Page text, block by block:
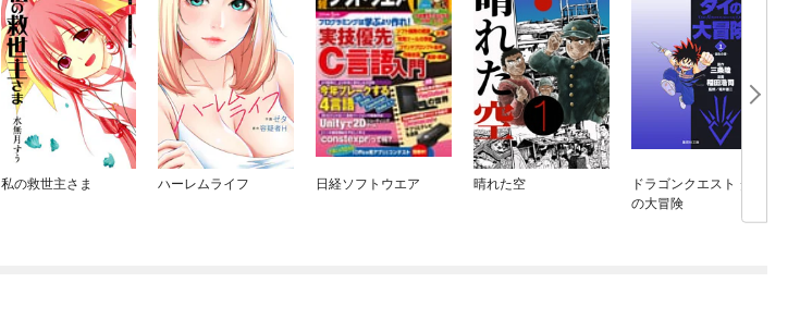
私の救世主さま ハーレムライフ 日経ソフトウエア 晴れた空
ドラゴンクエスト ダイ
の大冒険